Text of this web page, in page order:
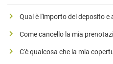
Qual è l'importo del deposito e
Come cancello la mia
C'è qualcosa che la mia